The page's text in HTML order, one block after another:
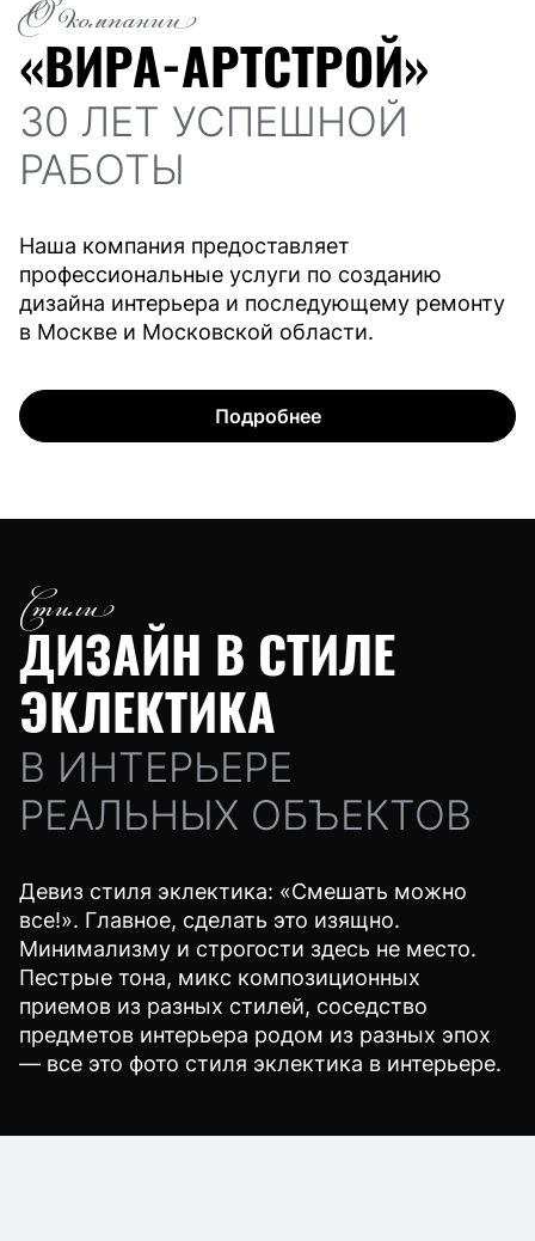
О компании
«ВИРА-АРТСТРОЙ»
30 ЛЕТ УСПЕШНОЙ
РАБОТЫ
Наша компания предоставляет
профессиональные услуги по созданию
дизайна интерьера и последующему ремонту
в Москве и Московской области.
Подробнее
Стили
ДИЗАЙН В СТИЛЕ
ЭКЛЕКТИКА
В ИНТЕРЬЕРЕ
РЕАЛЬНЫХ ОБЪЕКТОВ
Девиз стиля эклектика: «Смешать можно
все!». Главное, сделать это изящно.
Минимализму и строгости здесь не место.
Пестрые тона, микс композиционных
приемов из разных стилей, соседство
предметов интерьера родом из разных эпох
— все это фото стиля эклектика в интерьере.